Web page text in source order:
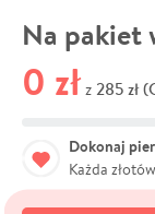
Na
0 zł z 285 zł
Dokonaj
Każda